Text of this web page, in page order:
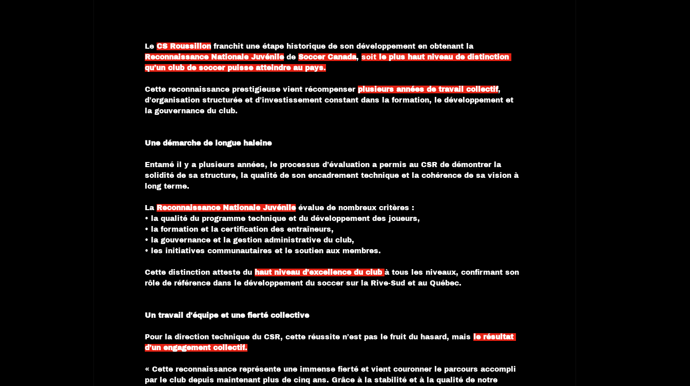
Le CS Roussillon franchit une étape historique de son développement en obtenant la
Reconnaissance Nationale Juvénile de Soccer Canada, soit
le plus haut niveau de distinction
qu’un club de soccer puisse atteindre au pays.
Cette reconnaissance prestigieuse vient récompenser plusieurs années de travail collectif,
d’organisation structurée et d’investissement constant dans la formation, le développement et
la gouvernance du club.
Une démarche de longue haleine
Entamé il y a plusieurs années, le processus d’évaluation a permis au CSR de démontrer la
solidité de sa structure, la qualité de son encadrement technique et la cohérence de sa vision à
long terme.
La Reconnaissance Nationale Juvénile évalue de nombreux critères :
• la qualité du programme technique et du développement des joueurs,
• la formation et la certification des entraîneurs,
• la gouvernance et la gestion administrative du club,
• les initiatives communautaires et le soutien aux membres.
Cette distinction atteste du haut niveau d’excellence du club à tous les niveaux, confirmant son
rôle de référence dans le développement du soccer sur la Rive-Sud et au Québec.
Un travail d’équipe et une fierté collective
Pour la direction technique du CSR, cette réussite n’est pas le fruit du hasard, mais
le résultat
d’un engagement collectif.
« Cette reconnaissance représente une immense fierté et vient couronner le parcours accompli
par le club depuis maintenant plus de cinq ans. Grâce à la stabilité et à la qualité de notre